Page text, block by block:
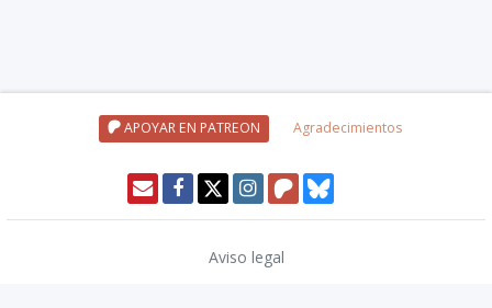
APOYAR EN PATREON Agradecimientos
Aviso legal